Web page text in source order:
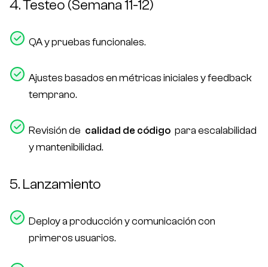
4. Testeo (Semana 11-12)
QA y pruebas funcionales.
Ajustes basados en métricas iniciales y feedback
temprano.
Revisión de calidad de código para escalabilidad
y mantenibilidad.
5. Lanzamiento
Deploy a producción y comunicación con
primeros usuarios.